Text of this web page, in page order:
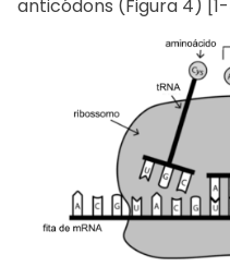
anticódons (Figura 4)